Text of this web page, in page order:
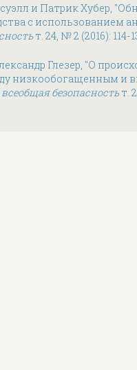
и Патрик Хубер,
с использованием
т. 24, № 2 (2016): 114-
Глезер, "О
низкообогащенным и
безопасностьт.